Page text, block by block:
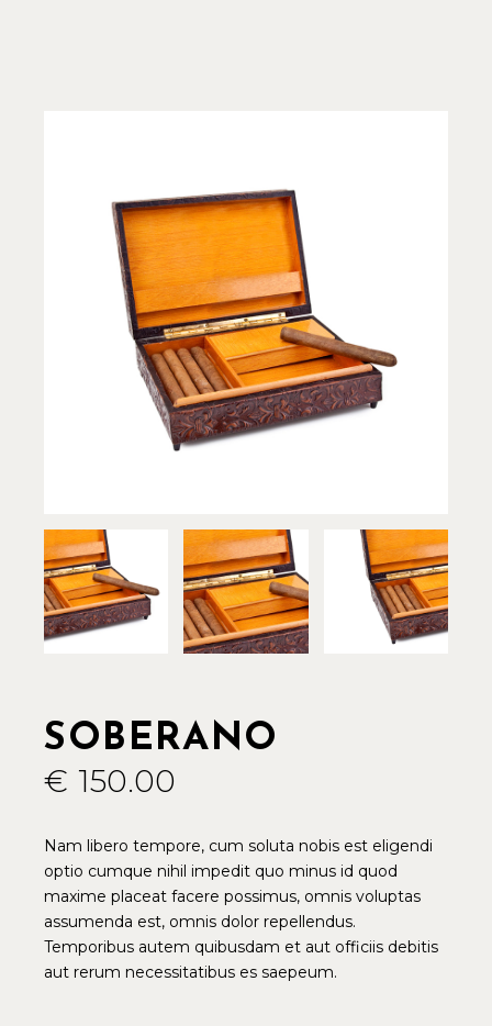
SOBERANO
€ 150.00
Nam libero tempore, cum soluta nobis est eligendi
optio cumque nihil impedit quo minus id quod
maxime placeat facere possimus, omnis voluptas
assumenda est, omnis dolor repellendus.
Temporibus autem quibusdam et aut officiis debitis
aut rerum necessitatibus es saepeum.